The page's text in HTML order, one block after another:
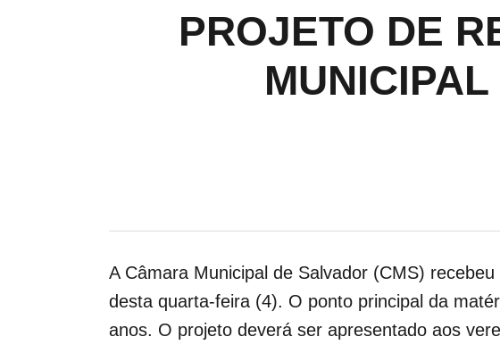
PROJETO DE
A Câmara Municipal de Salvador (CMS)
desta quarta-feira (4). O ponto principal da
anos. O projeto deverá ser apresentado aos